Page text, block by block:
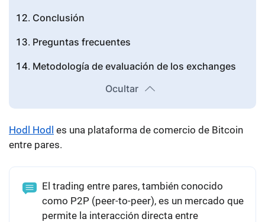
Conclusión
Preguntas frecuentes
Metodología de evaluación de los exchanges
Ocultar
Hodl Hodl es una plataforma de comercio de Bitcoin
entre pares.
El trading entre pares, también conocido
como P2P (peer-to-peer), es un mercado que
permite la interacción directa entre